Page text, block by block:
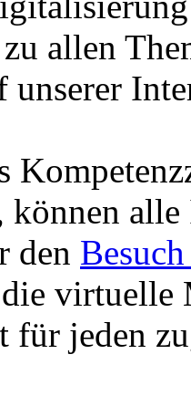
allen
unserer
alle
den
virtuelle
für jeden